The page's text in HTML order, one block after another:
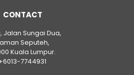
CONTACT
Jalan Sungai Dua,
Seputeh,
Kuala Lumpur.
7744931